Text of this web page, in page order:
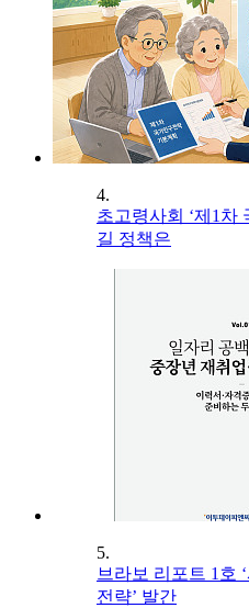
4.
초고령사회 ‘제1차
길 정책은
5.
브라보 리포트 1호
전략’ 발간